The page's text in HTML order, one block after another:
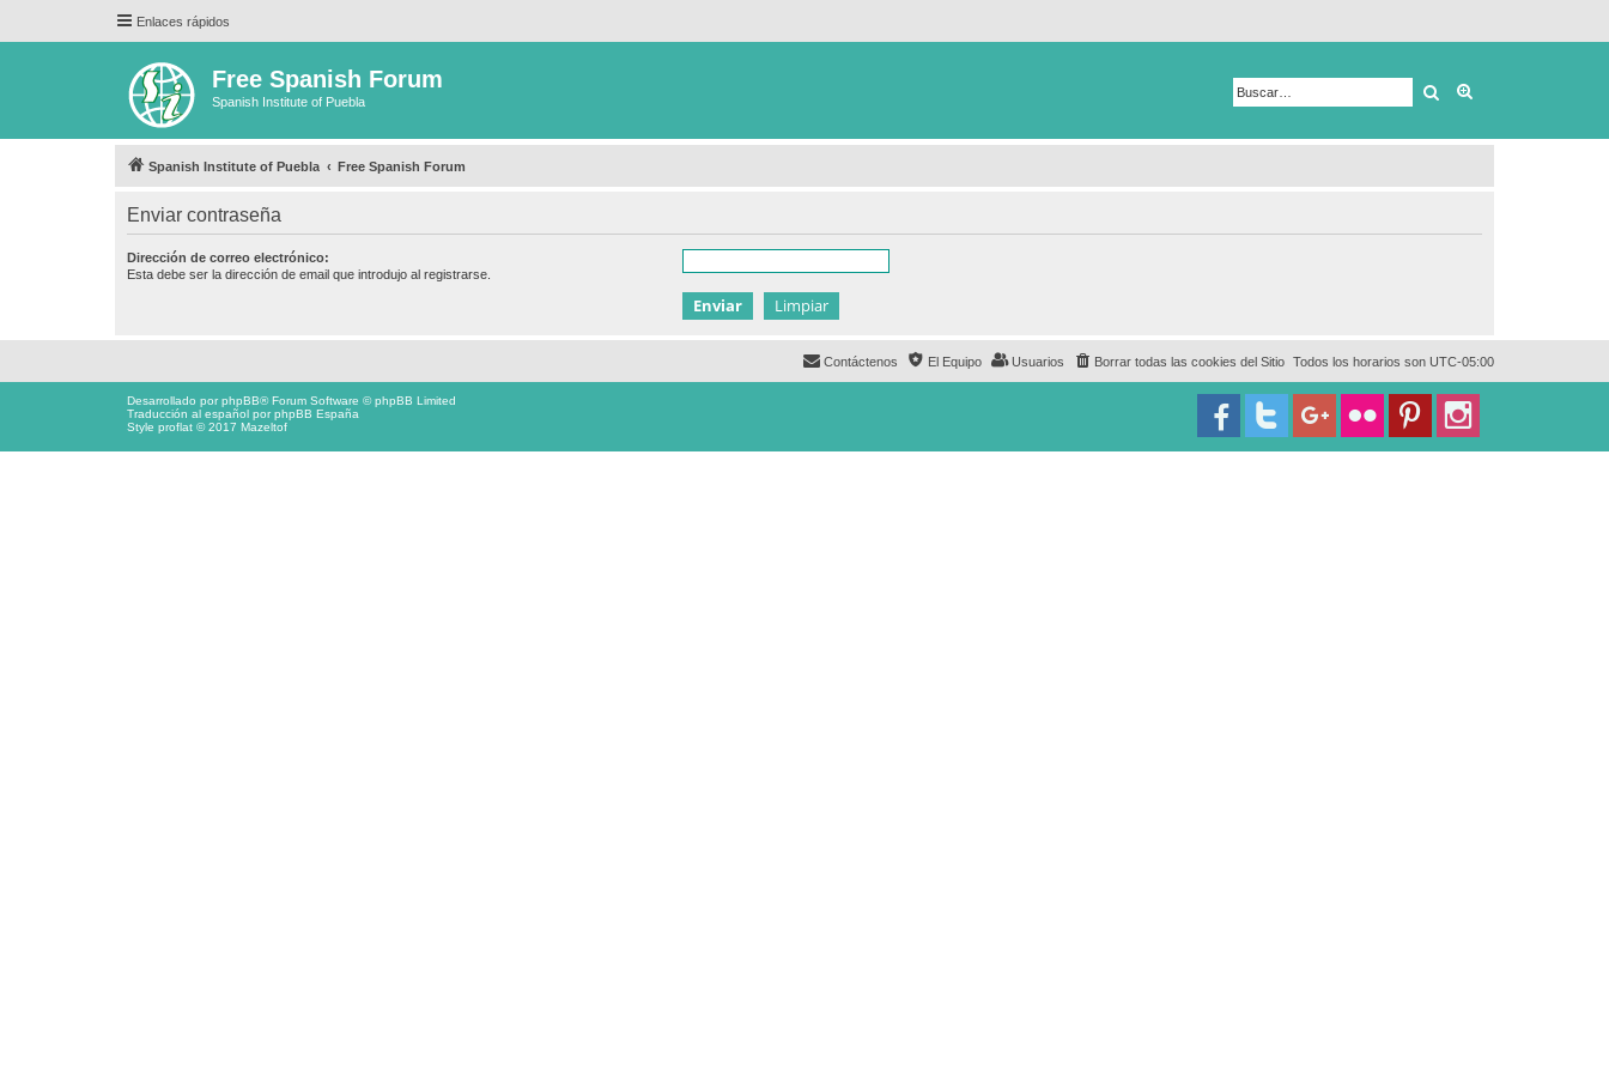
Enlaces rápidos
Free Spanish Forum
Spanish Institute of Puebla Buscar
Spanish Institute of Puebla Free Spanish Forum
Enviar contraseña
Dirección de correo electrónico:
Esta debe ser la dirección de email que introdujo al registrarse.
Todos los horarios son UTC-05:00
Borrar todas las cookies del Sitio
Usuarios
El Equipo
Contáctenos
Desarrollado porphpBB® Forum Software © phpBB Limited
Traducción al español porphpBB España
Style proflat © 2017 Mazeltof